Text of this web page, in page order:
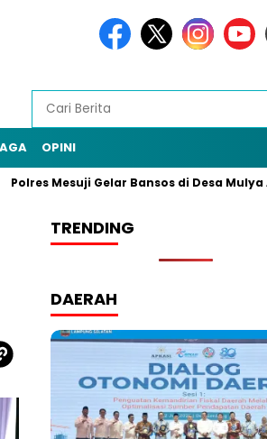
OPINI
Mesuji Gelar Bansos di Desa Mulya
TRENDING
DAERAH